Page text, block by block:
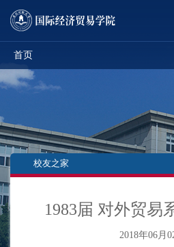
首页
校友之家
1983届 对外贸易
2018年06月